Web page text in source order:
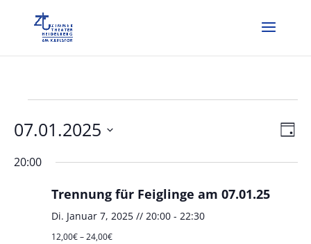
Veranstaltungen
für
Di.
Januar
2025
Tag
07.01.2025
wählen.
20:00
Trennung für Feiglinge am 07.01.25
Di. Januar 7, 2025 // 20:00- 22:30
12,00€ – 24,00€